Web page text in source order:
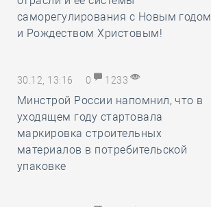
саморегулирования с Новым годом
и Рождеством Христовым!
30.12, 13:16 0 1233
Минстрой России напомнил, что в
уходящем году стартовала
маркировка строительных
материалов в потребительской
упаковке